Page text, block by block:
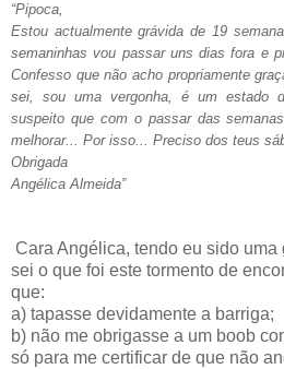
“Pipoca,
Estou actualmente grávida de 19
semaninhas vou passar uns dias fora e
Confesso que não acho propriamente
sei, sou uma vergonha, é um estado
suspeito que com o passar das
melhorar... Por isso... Preciso dos teus
Obrigada
Angélica Almeida”
Cara Angélica, tendo eu sido uma
sei o que foi este tormento de
que:
a) tapasse devidamente a barriga;
b) não me obrigasse a um boob
só para me certificar de que não